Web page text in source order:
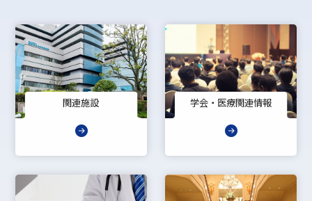
関連施設 学会・医療関連情報